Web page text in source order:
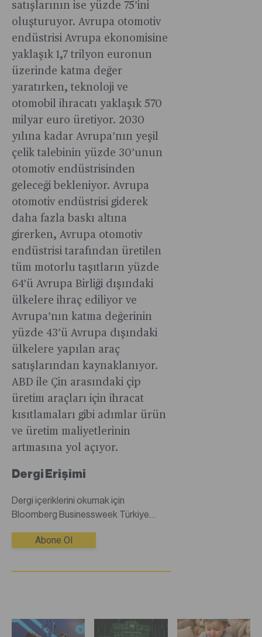
satışlarının ise yüzde 75’ini
oluşturuyor. Avrupa otomotiv
endüstrisi Avrupa ekonomisine
yaklaşık 1,7 trilyon euronun
üzerinde katma değer
yaratırken, teknoloji ve
otomobil ihracatı yaklaşık 570
milyar euro üretiyor. 2030
yılına kadar Avrupa’nın yeşil
çelik talebinin yüzde 30’unun
otomotiv endüstrisinden
geleceği bekleniyor. Avrupa
otomotiv endüstrisi giderek
daha fazla baskı altına
girerken, Avrupa otomotiv
endüstrisi tarafından üretilen
tüm motorlu taşıtların yüzde
64’ü Avrupa Birliği dışındaki
ülkelere ihraç ediliyor ve
Avrupa’nın katma değerinin
yüzde 43’ü Avrupa dışındaki
ülkelere yapılan araç
satışlarından kaynaklanıyor.
ABD ile Çin arasındaki çip
üretim araçları için ihracat
kısıtlamaları gibi adımlar ürün
ve üretim maliyetlerinin
artmasına yol açıyor.
Dergi Erişimi
Dergi içeriklerini okumak için
Bloomberg Businessweek Türkiye
gerekmektedir.Abone değilseniz
içeriklerine sınırsız erişim
Abone Ol